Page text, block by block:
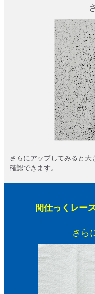
さらにアップしてみると
確認できます。
間仕っくレー
さら